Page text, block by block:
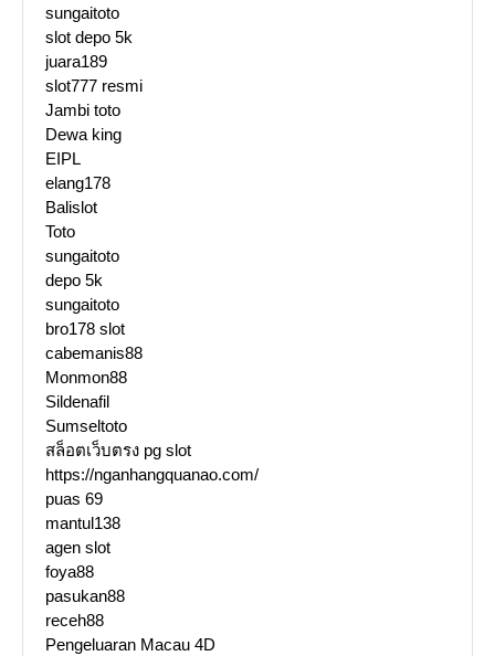
sungaitoto
slot depo 5k
juara189
slot777 resmi
Jambi toto
Dewa king
EIPL
elang178
Balislot
Toto
sungaitoto
depo 5k
sungaitoto
bro178 slot
cabemanis88
Monmon88
Sildenafil
Sumseltoto
สล็อตเว็บตรง pg slot
https://nganhangquanao.com/
puas 69
mantul138
agen slot
foya88
pasukan88
receh88
Pengeluaran Macau 4D